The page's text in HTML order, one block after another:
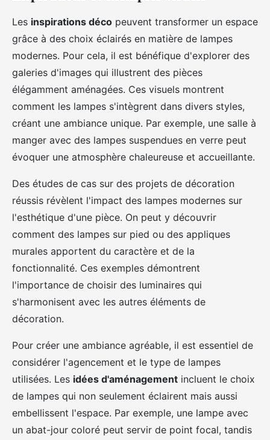
Les inspirations déco peuvent transformer un espace
grâce à des choix éclairés en matière de lampes
modernes. Pour cela, il est bénéfique d'explorer des
galeries d'images qui illustrent des pièces
élégamment aménagées. Ces visuels montrent
comment les lampes s'intègrent dans divers styles,
créant une ambiance unique. Par exemple, une salle à
manger avec des lampes suspendues en verre peut
évoquer une atmosphère chaleureuse et accueillante.
Des études de cas sur des projets de décoration
réussis révèlent l'impact des lampes modernes sur
l'esthétique d'une pièce. On peut y découvrir
comment des lampes sur pied ou des appliques
murales apportent du caractère et de la
fonctionnalité. Ces exemples démontrent
l'importance de choisir des luminaires qui
s'harmonisent avec les autres éléments de
décoration.
Pour créer une ambiance agréable, il est essentiel de
considérer l'agencement et le type de lampes
utilisées. Les idées d'aménagement incluent le choix
de lampes qui non seulement éclairent mais aussi
embellissent l'espace. Par exemple, une lampe avec
un abat-jour coloré peut servir de point focal, tandis